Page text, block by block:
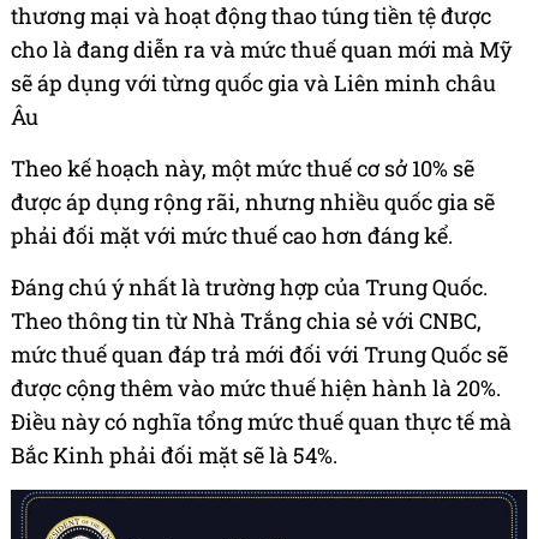
thương mại và hoạt động thao túng tiền tệ được
cho là đang diễn ra và mức thuế quan mới mà Mỹ
sẽ áp dụng với từng quốc gia và Liên minh châu
Âu
Theo kế hoạch này, một mức thuế cơ sở 10% sẽ
được áp dụng rộng rãi, nhưng nhiều quốc gia sẽ
phải đối mặt với mức thuế cao hơn đáng kể.
Đáng chú ý nhất là trường hợp của Trung Quốc.
Theo thông tin từ Nhà Trắng chia sẻ với CNBC,
mức thuế quan đáp trả mới đối với Trung Quốc sẽ
được cộng thêm vào mức thuế hiện hành là 20%.
Điều này có nghĩa tổng mức thuế quan thực tế mà
Bắc Kinh phải đối mặt sẽ là 54%.